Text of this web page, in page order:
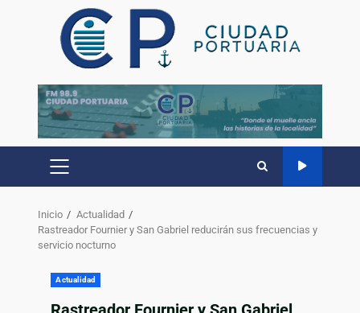
Inicio
Actualidad
Rastreador Fournier y San Gabriel reducirán sus frecuencias y
servicio nocturno
Actualidad